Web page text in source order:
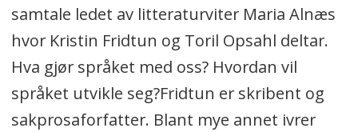
samtale ledet av litteraturviter Maria Alnæs
hvor Kristin Fridtun og Toril Opsahl deltar.
Hva gjør språket med oss? Hvordan vil
språket utvikle seg?Fridtun er skribent og
sakprosaforfatter. Blant mye annet ivrer